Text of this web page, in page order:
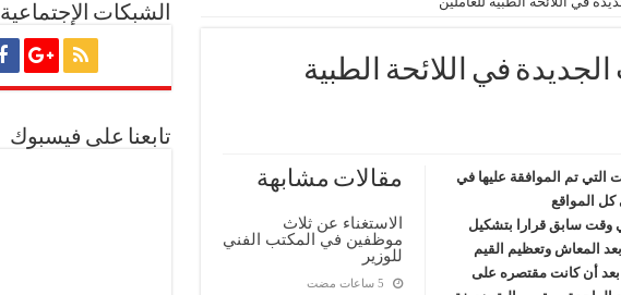
العالمية آليات تنفيذ مذكرة التفاهم لربط اكتشافات الشركة في قبرص بالبنية التحتية المصرية
منذ عام 2022.. ويؤكد: كامل الاهتمام لوضع صعيد مصر على خريطة الاستثمار البترولي
يوميا
في اللائحة الطبية
مقالات مشابهة
الاستغناء عن ثلاث
موظفين في المكتب الفني
للوزير
تم الموافقة عليها في
كل المواقع
وقت سابق قرارا بتشكيل
المعاش وتعظيم القيم
بعد أن كانت مقتصره على
الشبكات الإجتماعية
تابعنا على فيسبوك